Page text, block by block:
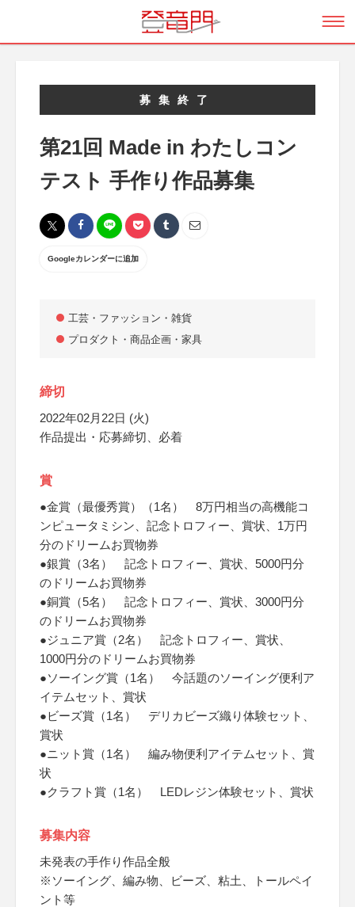
募集終了
第21回 Made in わたしコン
テスト 手作り作品募集
Googleカレンダーに追加
工芸・ファッション・雑貨
プロダクト・商品企画・家具
締切
2022年02月22日 (火)
作品提出・応募締切、必着
賞
●金賞（最優秀賞）（1名） 8万円相当の高機能コ
ンピュータミシン、記念トロフィー、賞状、1万円
分のドリームお買物券
●銀賞（3名） 記念トロフィー、賞状、5000円分
のドリームお買物券
●銅賞（5名） 記念トロフィー、賞状、3000円分
のドリームお買物券
●ジュニア賞（2名） 記念トロフィー、賞状、
1000円分のドリームお買物券
●ソーイング賞（1名） 今話題のソーイング便利ア
イテムセット、賞状
●ビーズ賞（1名） デリカビーズ織り体験セット、
賞状
●ニット賞（1名） 編み物便利アイテムセット、賞
状
●クラフト賞（1名） LEDレジン体験セット、賞状
募集内容
未発表の手作り作品全般
※ソーイング、編み物、ビーズ、粘土、トールペイ
ント等